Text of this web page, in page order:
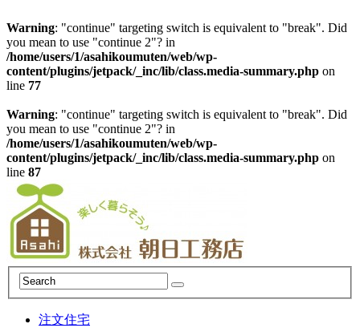
Warning: "continue" targeting switch is equivalent to "break". Did
you mean to use "continue 2"? in
/home/users/1/asahikoumuten/web/wp-
content/plugins/jetpack/_inc/lib/class.media-summary.php on
line 77
Warning: "continue" targeting switch is equivalent to "break". Did
you mean to use "continue 2"? in
/home/users/1/asahikoumuten/web/wp-
content/plugins/jetpack/_inc/lib/class.media-summary.php on
line 87
注文住宅